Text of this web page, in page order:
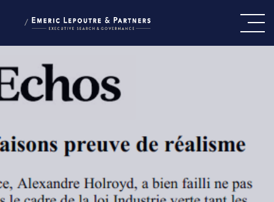
/
CE QUI NOUS GUIDE
NOS EXPERTISES